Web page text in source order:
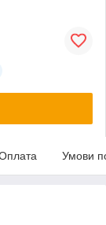
Умови